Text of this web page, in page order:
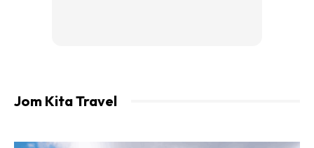
Jom Kita Travel